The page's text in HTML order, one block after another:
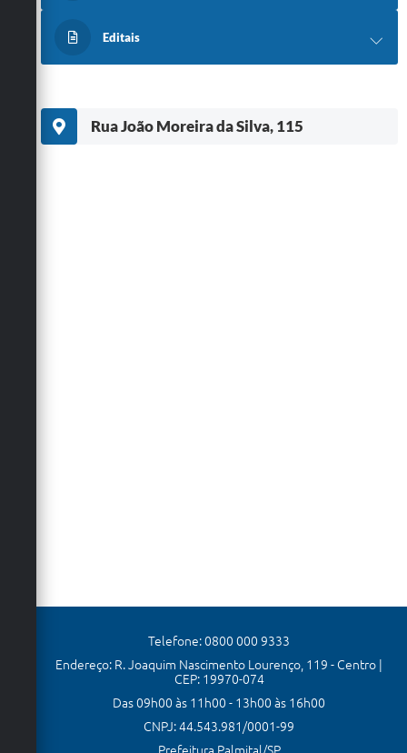
Editais
Rua João Moreira da Silva, 115
Telefone: 0800 000 9333
Endereço: R. Joaquim Nascimento Lourenço, 119 - Centro |
CEP: 19970-074
Das 09h00 às 11h00 - 13h00 às 16h00
CNPJ: 44.543.981/0001-99